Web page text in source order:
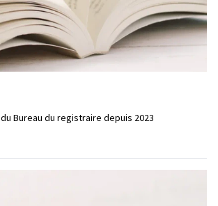
Bureau du registraire depuis 2023